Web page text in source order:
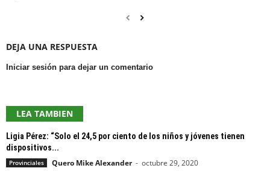
DEJA UNA RESPUESTA
Iniciar sesión para dejar un comentario
LEA TAMBIEN
Ligia Pérez: “Solo el 24,5 por ciento de los niños y jóvenes tienen
dispositivos...
Provinciales Quero Mike Alexander - octubre 29, 2020